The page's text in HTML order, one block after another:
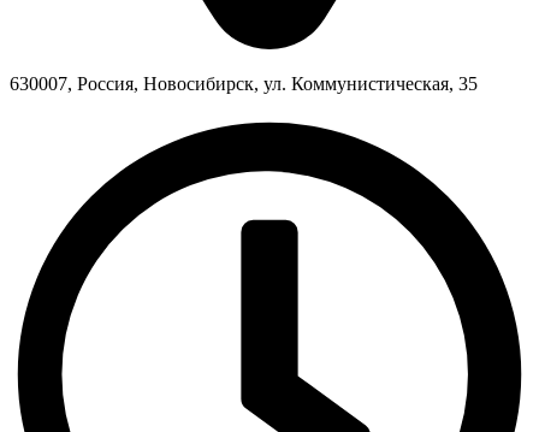
630007, Россия, Новосибирск, ул. Коммунистическая, 35